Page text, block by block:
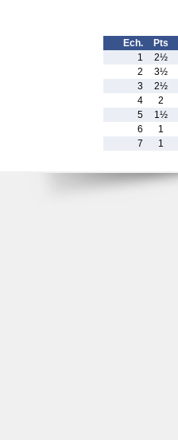
Ech. Pts
1
2½
2
3½
3
2½
4
2
5
1½
6
1
7
1